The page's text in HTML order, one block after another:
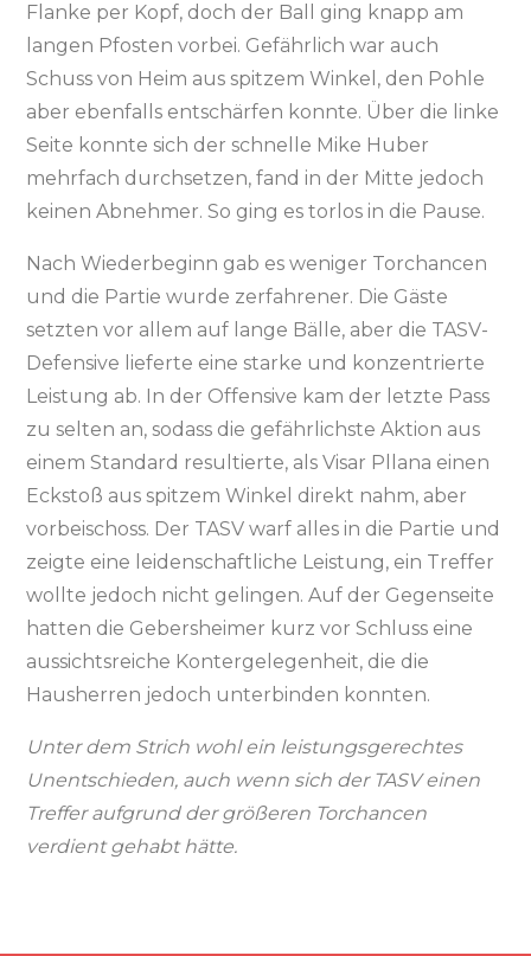
Flanke per Kopf, doch der Ball ging knapp am
langen Pfosten vorbei. Gefährlich war auch
Schuss von Heim aus spitzem Winkel, den Pohle
aber ebenfalls entschärfen konnte. Über die linke
Seite konnte sich der schnelle Mike Huber
mehrfach durchsetzen, fand in der Mitte jedoch
keinen Abnehmer. So ging es torlos in die Pause.
Nach Wiederbeginn gab es weniger Torchancen
und die Partie wurde zerfahrener. Die Gäste
setzten vor allem auf lange Bälle, aber die TASV-
Defensive lieferte eine starke und konzentrierte
Leistung ab. In der Offensive kam der letzte Pass
zu selten an, sodass die gefährlichste Aktion aus
einem Standard resultierte, als Visar Pllana einen
Eckstoß aus spitzem Winkel direkt nahm, aber
vorbeischoss. Der TASV warf alles in die Partie und
zeigte eine leidenschaftliche Leistung, ein Treffer
wollte jedoch nicht gelingen. Auf der Gegenseite
hatten die Gebersheimer kurz vor Schluss eine
aussichtsreiche Kontergelegenheit, die die
Hausherren jedoch unterbinden konnten.
Unter dem Strich wohl ein leistungsgerechtes
Unentschieden, auch wenn sich der TASV einen
Treffer aufgrund der größeren Torchancen
verdient gehabt hätte.